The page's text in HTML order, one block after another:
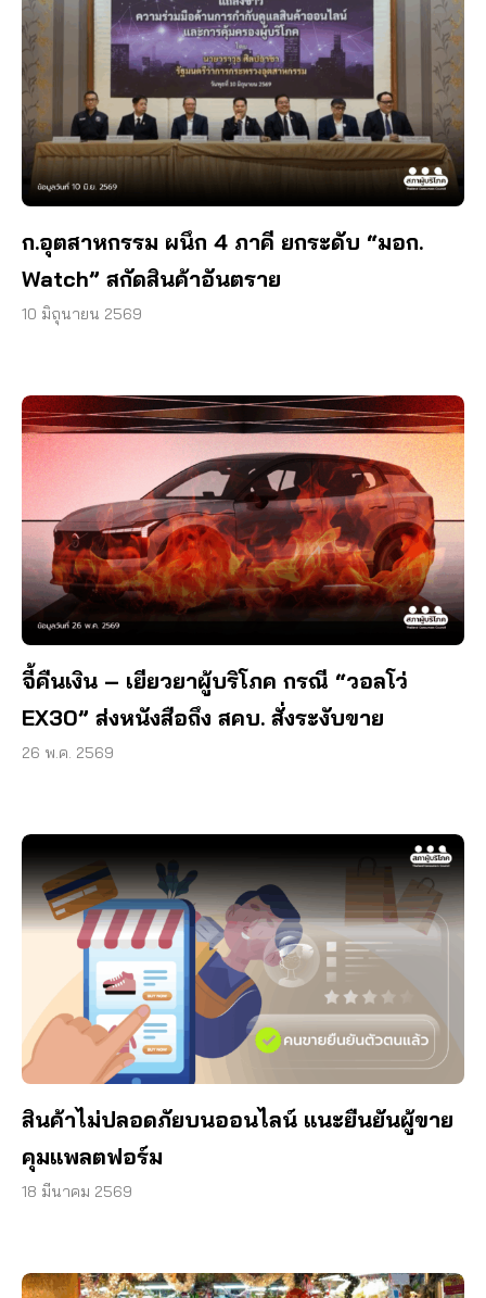
ก.อุตสาหกรรม ผนึก 4 ภาคี ยกระดับ “มอก.
Watch” สกัดสินค้าอันตราย
10 มิถุนายน 2569
จี้คืนเงิน – เยียวยาผู้บริโภค กรณี “วอลโว่
EX30” ส่งหนังสือถึง สคบ. สั่งระงับขาย
26 พ.ค. 2569
สินค้าไม่ปลอดภัยบนออนไลน์ แนะยืนยันผู้ขาย
คุมแพลตฟอร์ม
18 มีนาคม 2569